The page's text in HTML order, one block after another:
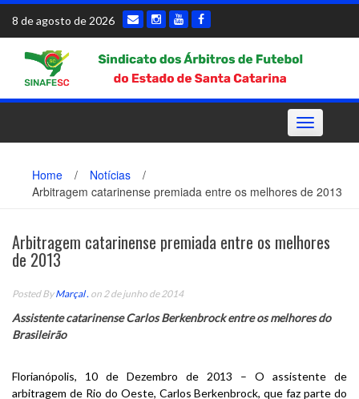
Skip
content
8 de agosto de 2026
Toggle
navigation
Home / Notícias
/
Arbitragem catarinense premiada entre os melhores de 2013
Arbitragem catarinense premiada entre os melhores
de 2013
Posted ByMarçal . on 2 de junho de 2014
Assistente catarinense Carlos Berkenbrock entre os melhores do
Brasileirão
Florianópolis, 10 de Dezembro de 2013 – O assistente de
arbitragem de Rio do Oeste, Carlos Berkenbrock, que faz parte do